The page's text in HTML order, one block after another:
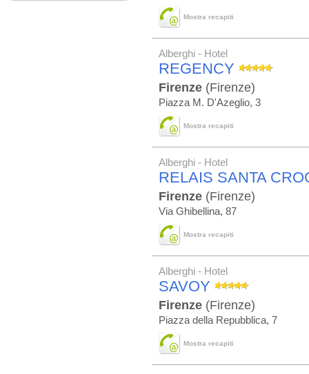
Mostra recapiti
Alberghi - Hotel
REGENCY
Firenze (Firenze)
Piazza M. D'Azeglio, 3
Mostra recapiti
Alberghi - Hotel
RELAIS SANTA
Firenze (Firenze)
Via Ghibellina, 87
Mostra recapiti
Alberghi - Hotel
SAVOY
Firenze (Firenze)
Piazza della Repubblica, 7
Mostra recapiti